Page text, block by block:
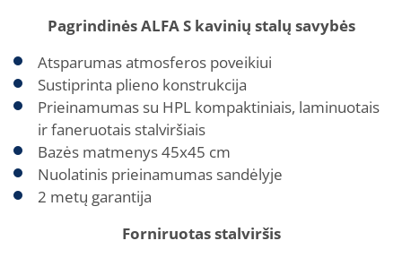
Pagrindinės ALFA S kavinių stalų savybės
Atsparumas atmosferos poveikiui
Sustiprinta plieno konstrukcija
Prieinamumas su HPL kompaktiniais, laminuotais
ir faneruotais stalviršiais
Bazės matmenys 45x45 cm
Nuolatinis prieinamumas sandėlyje
2 metų garantija
Forniruotas stalviršis